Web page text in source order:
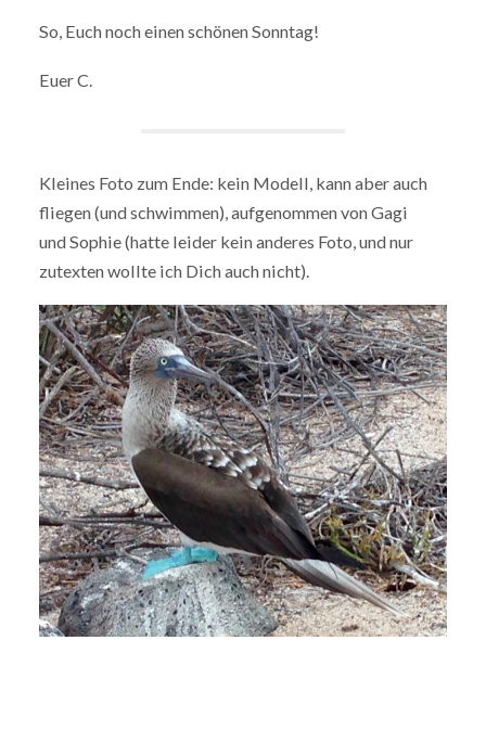
So, Euch noch einen schönen Sonntag!
Euer C.
Kleines Foto zum Ende: kein Modell, kann aber auch
fliegen (und schwimmen), aufgenommen von Gagi
und Sophie (hatte leider kein anderes Foto, und nur
zutexten wollte ich Dich auch nicht).